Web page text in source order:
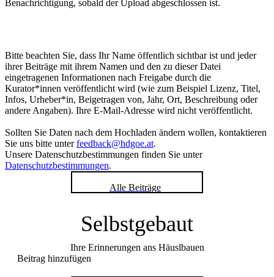
Benachrichtigung, sobald der Upload abgeschlossen ist.
Bitte beachten Sie, dass Ihr Name öffentlich sichtbar ist und jeder
ihrer Beiträge mit ihrem Namen und den zu dieser Datei
eingetragenen Informationen nach Freigabe durch die
Kurator*innen veröffentlicht wird (wie zum Beispiel Lizenz, Titel,
Infos, Urheber*in, Beigetragen von, Jahr, Ort, Beschreibung oder
andere Angaben). Ihre E-Mail-Adresse wird nicht veröffentlicht.
Sollten Sie Daten nach dem Hochladen ändern wollen, kontaktieren
Sie uns bitte unterfeedback@hdgoe.at.
Unsere Datenschutzbestimmungen finden Sie unter
Datenschutzbestimmungen.
Alle Beiträge
Selbstgebaut
Ihre Erinnerungen ans Häuslbauen
Beitrag hinzufügen